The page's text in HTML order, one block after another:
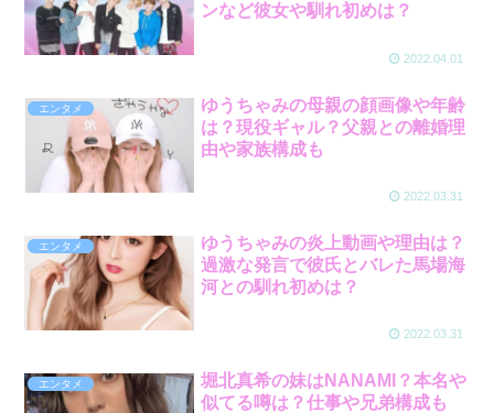
ンなど彼女や馴れ初めは？
2022.04.01
エンタメ
ゆうちゃみの母親の顔画像や年齢
は？現役ギャル？父親との離婚理
由や家族構成も
2022.03.31
エンタメ
ゆうちゃみの炎上動画や理由は？
過激な発言で彼氏とバレた馬場海
河との馴れ初めは？
2022.03.31
エンタメ
堀北真希の妹はNANAMI？本名や
似てる噂は？仕事や兄弟構成も